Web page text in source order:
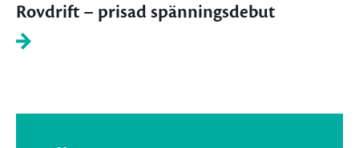
Rovdrift – prisad spänningsdebut